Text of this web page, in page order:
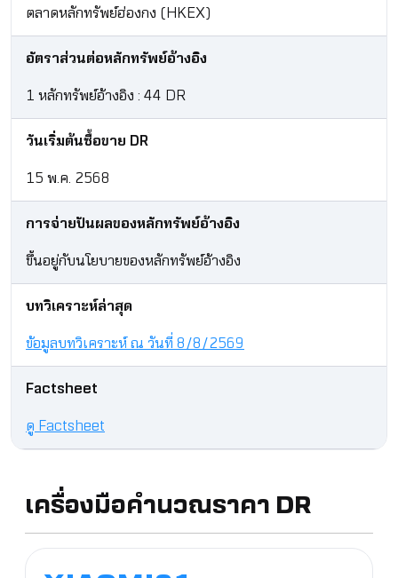
ตลาดหลักทรัพย์ฮ่องกง (HKEX)
อัตราส่วนต่อหลักทรัพย์อ้างอิง
1 หลักทรัพย์อ้างอิง : 44 DR
วันเริ่มต้นซื้อขาย DR
15 พ.ค. 2568
การจ่ายปันผลของหลักทรัพย์อ้างอิง
ขึ้นอยู่กับนโยบายของหลักทรัพย์อ้างอิง​
บทวิเคราะห์ล่าสุด
ข้อมูลบทวิเคราะห์ ณ วันที่ 8/8/2569
Factsheet
ดู Factsheet
เครื่องมือคำนวณราคา DR